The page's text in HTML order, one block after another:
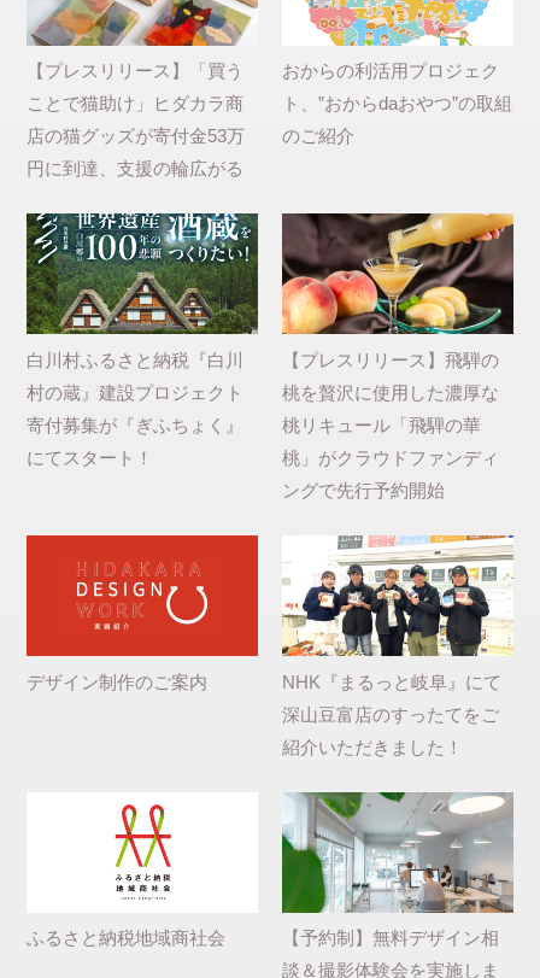
【プレスリリース】「買う
ことで猫助け」ヒダカラ商
店の猫グッズが寄付金53万
円に到達、支援の輪広がる
おからの利活用プロジェク
ト、”おからdaおやつ”の取組
のご紹介
白川村ふるさと納税『白川
村の蔵』建設プロジェクト
寄付募集が『ぎふちょく』
にてスタート！
【プレスリリース】飛騨の
桃を贅沢に使用した濃厚な
桃リキュール「飛騨の華
桃」がクラウドファンディ
ングで先行予約開始
デザイン制作のご案内
NHK『まるっと岐阜』にて
深山豆富店のすったてをご
紹介いただきました！
ふるさと納税地域商社会
【予約制】無料デザイン相
談＆撮影体験会を実施しま